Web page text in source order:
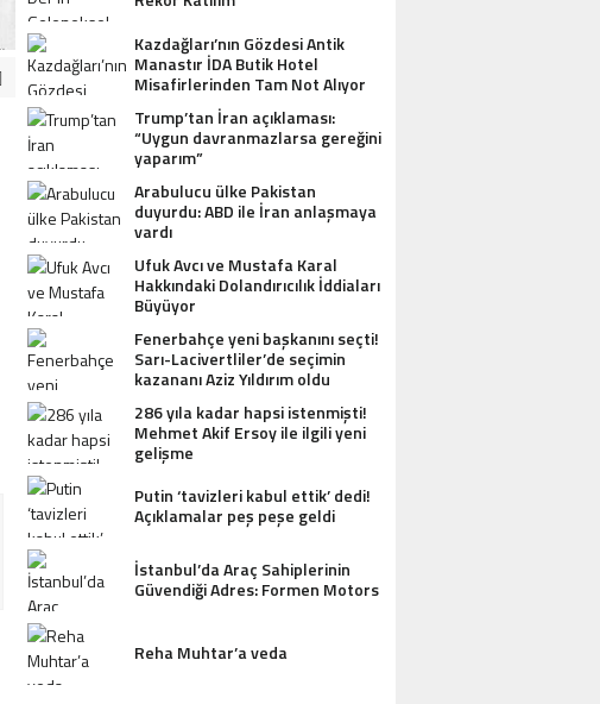
Kazdağları’nın Gözdesi Antik
Manastır İDA Butik Hotel
Misafirlerinden Tam Not Alıyor
Trump’tan İran açıklaması:
“Uygun davranmazlarsa gereğini
yaparım”
Arabulucu ülke Pakistan
duyurdu: ABD ile İran anlaşmaya
vardı
Ufuk Avcı ve Mustafa Karal
Hakkındaki Dolandırıcılık İddiaları
Büyüyor
Fenerbahçe yeni başkanını seçti!
Sarı-Lacivertliler’de seçimin
kazananı Aziz Yıldırım oldu
286 yıla kadar hapsi istenmişti!
Mehmet Akif Ersoy ile ilgili yeni
gelişme
Putin ‘tavizleri kabul ettik’ dedi!
Açıklamalar peş peşe geldi
İstanbul’da Araç Sahiplerinin
Güvendiği Adres: Formen Motors
Reha Muhtar’a veda